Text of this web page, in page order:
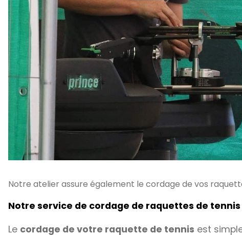
Notre atelier assure également le cordage de vos
Notre service de cordage de raquettes de
Le cordage de votre raquette de tennis est